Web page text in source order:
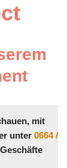
mit
unter 0664 /